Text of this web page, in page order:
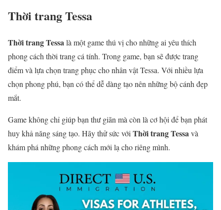
Thời trang Tessa
Thời trang Tessalà một game thú vị cho những ai yêu thích
phong cách thời trang cá tính. Trong game, bạn sẽ được trang
điểm và lựa chọn trang phục cho nhân vật Tessa. Với nhiều lựa
chọn phong phú, bạn có thể dễ dàng tạo nên những bộ cánh đẹp
mắt.
Game không chỉ giúp bạn thư giãn mà còn là cơ hội để bạn phát
huy khả năng sáng tạo. Hãy thử sức vớiThời trang Tessavà
khám phá những phong cách mới lạ cho riêng mình.